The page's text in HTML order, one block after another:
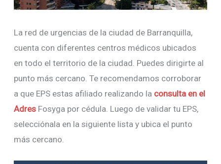
La red de urgencias de la ciudad de Barranquilla,
cuenta con diferentes centros médicos ubicados
en todo el territorio de la ciudad. Puedes dirigirte al
punto más cercano. Te recomendamos corroborar
a que EPS estas afiliado realizando la consulta en el
Adres Fosyga por cédula. Luego de validar tu EPS,
selecciónala en la siguiente lista y ubica el punto
más cercano.